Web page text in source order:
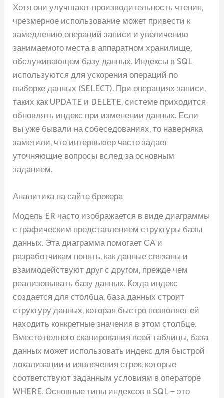
Хотя они улучшают производительность чтения,
чрезмерное использование может привести к
замедлению операций записи и увеличению
занимаемого места в аппаратном хранилище,
обслуживающем базу данных. Индексы в SQL
используются для ускорения операций по
выборке данных (SELECT). При операциях записи,
таких как UPDATE и DELETE, системе приходится
обновлять индекс при изменении данных. Если
вы уже бывали на собеседованиях, то наверняка
заметили, что интервьюер часто задает
уточняющие вопросы вслед за основным
заданием.
Аналитика на сайте брокера
Модель ER часто изображается в виде диаграммы
с графическим представлением структуры базы
данных. Эта диаграмма помогает СА и
разработчикам понять, как данные связаны и
взаимодействуют друг с другом, прежде чем
реализовывать базу данных. Когда индекс
создается для столбца, база данных строит
структуру данных, которая быстро позволяет ей
находить конкретные значения в этом столбце.
Вместо полного сканирования всей таблицы, база
данных может использовать индекс для быстрой
локализации и извлечения строк, которые
соответствуют заданным условиям в операторе
WHERE. Основные типы индексов в SQL — это